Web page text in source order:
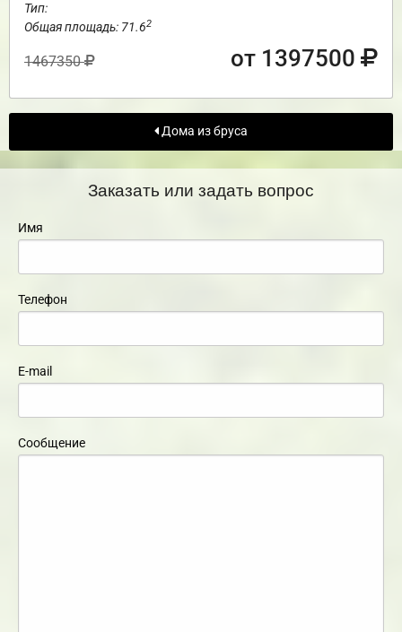
Тип:
Общая площадь: 71.62
1467350 от 1397500
Дома из бруса
Заказать или задать вопрос
Имя
Телефон
E-mail
Сообщение